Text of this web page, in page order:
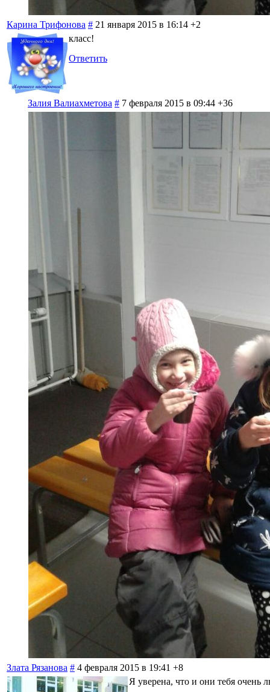
Карина Трифонова # 21 января 2015 в 16:14 +2
класс!
Ответить
Залия Валиахметова # 7 февраля 2015 в 09:44 +36
Злата Рязанова # 4 февраля 2015 в 19:41 +8
Я уверена, что и они тебя очень